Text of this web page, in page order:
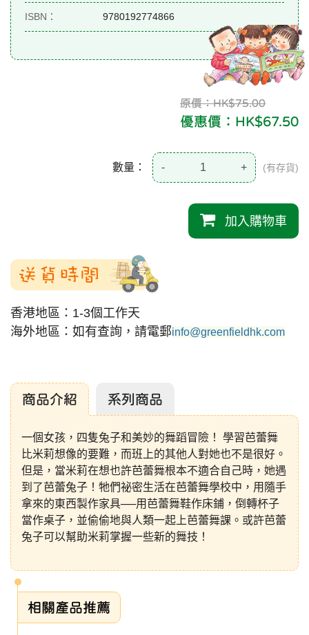
ISBN： 9780192774866
原價：HK$75.00
優惠價：HK$67.50
數量： - + (有存貨)
加入購物車
送貨時間
香港地區：1-3個工作天
海外地區：如有查詢，請電郵info@greenfieldhk.com
商品介紹 系列商品
一個女孩，四隻兔子和美妙的舞蹈冒險！ 學習芭蕾舞
比米莉想像的要難，而班上的其他人對她也不是很好。
但是，當米莉在想也許芭蕾舞根本不適合自己時，她遇
到了芭蕾兔子！牠們祕密生活在芭蕾舞學校中，用隨手
拿來的東西製作家具──用芭蕾舞鞋作床鋪，倒轉杯子
當作桌子，並偷偷地與人類一起上芭蕾舞課。或許芭蕾
兔子可以幫助米莉掌握一些新的舞技！
相關產品推薦